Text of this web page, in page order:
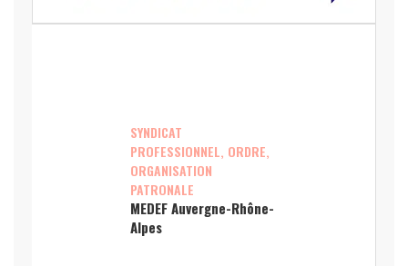
SYNDICAT
PROFESSIONNEL, ORDRE,
ORGANISATION
PATRONALE
MEDEF Auvergne-Rhône-
Alpes